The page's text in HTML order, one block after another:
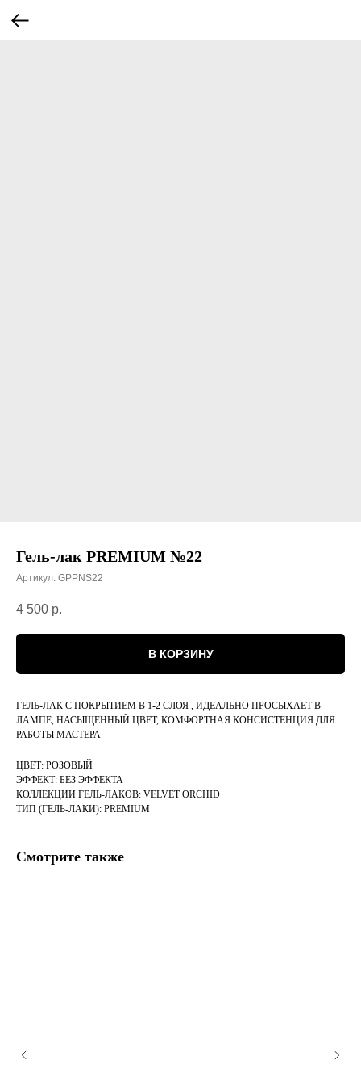
Гель-лак PREMIUM №22
Артикул: GPPNS22
4 500 р.
В КОРЗИНУ
ГЕЛЬ-ЛАК С ПОКРЫТИЕМ В 1-2 СЛОЯ , ИДЕАЛЬНО ПРОСЫХАЕТ В
ЛАМПЕ, НАСЫЩЕННЫЙ ЦВЕТ, КОМФОРТНАЯ КОНСИСТЕНЦИЯ ДЛЯ
РАБОТЫ МАСТЕРА
ЦВЕТ: РОЗОВЫЙ
ЭФФЕКТ: БЕЗ ЭФФЕКТА
КОЛЛЕКЦИИ ГЕЛЬ-ЛАКОВ: VELVET ORCHID
ТИП (ГЕЛЬ-ЛАКИ): PREMIUM
Смотрите также